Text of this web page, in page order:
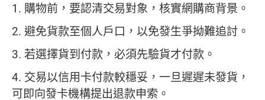
1. 購物前，要認清交易對象，核實網購商背景。
2. 避免貨款至個人戶口，以免發生爭拗難追討。
3. 若選擇貨到付款，必須先驗貨才付款。
4. 交易以信用卡付款較穩妥，一旦遲遲未發貨，
可即向發卡機構提出退款申索。